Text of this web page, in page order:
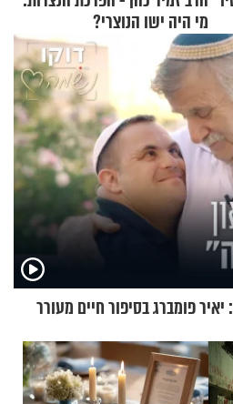
מי היה ישו הנוצרי?
פומברג בסיפור חיים מעורר